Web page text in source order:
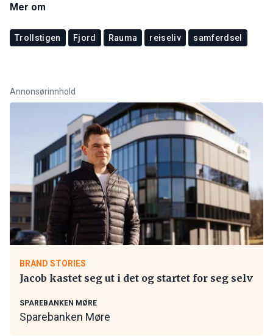
Mer om
Trollstigen Fjord Rauma reiseliv samferdsel
Annonsørinnhold
BRAND STORIES
Jacob kastet seg ut i det og startet for seg selv
SPAREBANKEN MØRE
Sparebanken Møre